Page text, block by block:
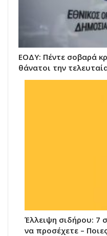
ΕΟΔΥ: Πέντε σοβαρά
θάνατοι την
Έλλειψη σιδήρου:
να προσέχετε –